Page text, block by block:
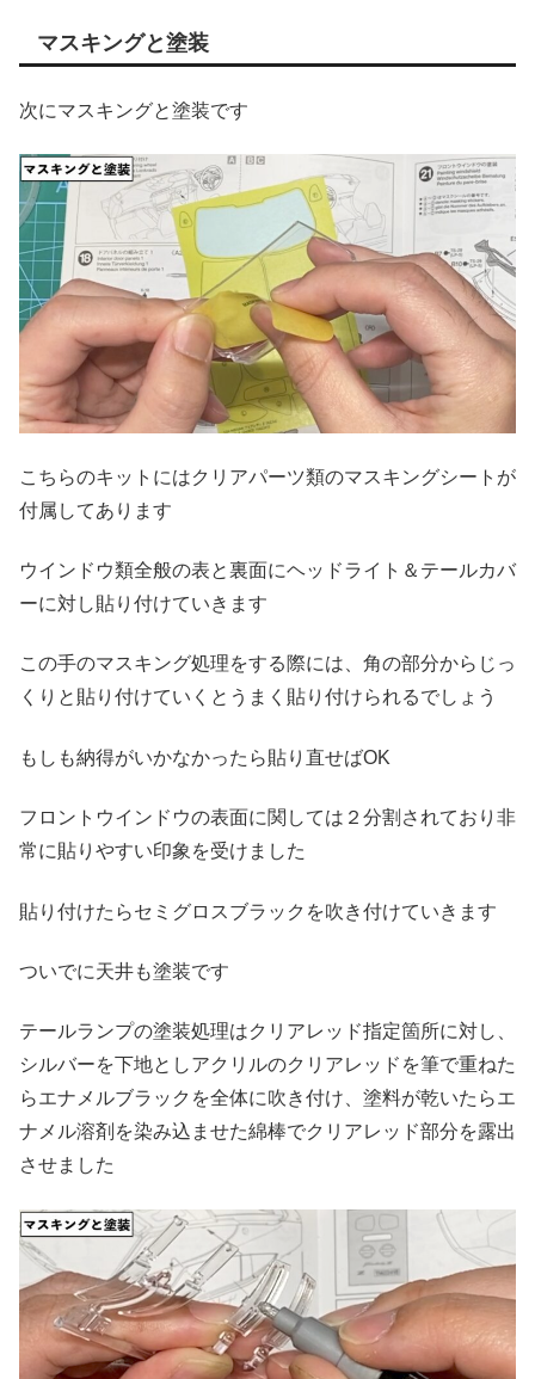
マスキングと塗装
次にマスキングと塗装です
こちらのキットにはクリアパーツ類のマスキングシートが
付属してあります
ウインドウ類全般の表と裏面にヘッドライト＆テールカバ
ーに対し貼り付けていきます
この手のマスキング処理をする際には、角の部分からじっ
くりと貼り付けていくとうまく貼り付けられるでしょう
もしも納得がいかなかったら貼り直せばOK
フロントウインドウの表面に関しては２分割されており非
常に貼りやすい印象を受けました
貼り付けたらセミグロスブラックを吹き付けていきます
ついでに天井も塗装です
テールランプの塗装処理はクリアレッド指定箇所に対し、
シルバーを下地としアクリルのクリアレッドを筆で重ねた
らエナメルブラックを全体に吹き付け、塗料が乾いたらエ
ナメル溶剤を染み込ませた綿棒でクリアレッド部分を露出
させました